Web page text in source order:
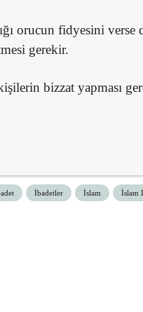
orucun fidyesini
gerekir.
bizzat yapması
İbadetler İslam İslam